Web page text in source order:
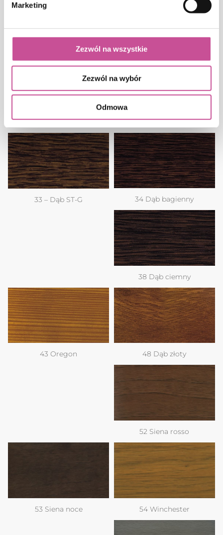
Marketing
Zezwól na wszystkie
Zezwól na wybór
Odmowa
24 Wiśnia daglezja
30 Orzech
33 – Dąb ST-G 34 Dąb bagienny
38 Dąb ciemny
43 Oregon 48 Dąb złoty
52 Siena rosso
53 Siena noce 54 Winchester